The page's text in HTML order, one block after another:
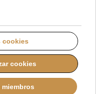
14 OCTUBRE 2025 20:40